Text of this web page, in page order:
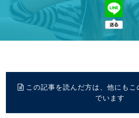
この記事を読んだ方は、他にも
でいます